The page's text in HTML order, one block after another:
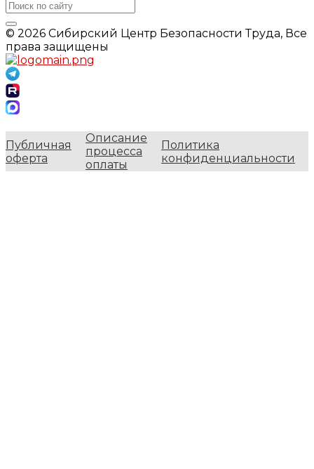
© 2026 Сибирский Центр Безопасности Труда, Все
права защищены
Публичная
оферта
Описание
процесса
оплаты
Политика
конфиденциальности